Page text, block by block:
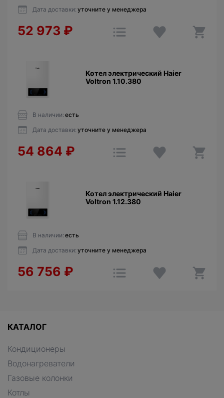
Дата доставки: уточните у менеджера
52 973 ₽
Котел электрический Haier
Voltron 1.10.380
В наличии: есть
Дата доставки: уточните у менеджера
54 864 ₽
Котел электрический Haier
Voltron 1.12.380
В наличии: есть
Дата доставки: уточните у менеджера
56 756 ₽
КАТАЛОГ
Кондиционеры
Водонагреватели
Газовые колонки
Котлы